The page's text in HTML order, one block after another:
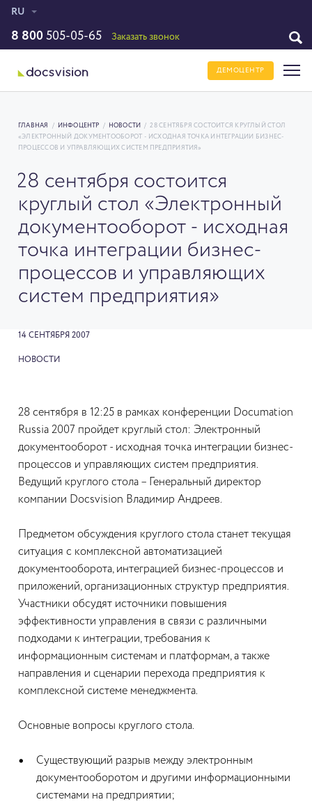
RU
8 800 505-05-65 Заказать звонок
ДЕМОЦЕНТР
ГЛАВНАЯ / ИНФОЦЕНТР / НОВОСТИ /
28 СЕНТЯБРЯ СОСТОИТСЯ КРУГЛЫЙ СТОЛ
«ЭЛЕКТРОННЫЙ ДОКУМЕНТООБОРОТ - ИСХОДНАЯ ТОЧКА ИНТЕГРАЦИИ БИЗНЕС-
ПРОЦЕССОВ И УПРАВЛЯЮЩИХ СИСТЕМ ПРЕДПРИЯТИЯ»
28 сентября состоится
круглый стол «Электронный
документооборот - исходная
точка интеграции бизнес-
процессов и управляющих
систем предприятия»
14 СЕНТЯБРЯ 2007
НОВОСТИ
28 сентября в 12:25 в рамках конференции Documation
Russia 2007 пройдет круглый стол: Электронный
документооборот - исходная точка интеграции бизнес-
процессов и управляющих систем предприятия.
Ведущий круглого стола – Генеральный директор
компании Docsvision Владимир Андреев.
Предметом обсуждения круглого стола станет текущая
ситуация с комплексной автоматизацией
документооборота, интеграцией бизнес-процессов и
приложений, организационных структур предприятия.
Участники обсудят источники повышения
эффективности управления в связи с различными
подходами к интеграции, требования к
информационным системам и платформам, а также
направления и сценарии перехода предприятия к
комплексной системе менеджмента.
Основные вопросы круглого стола.
Существующий разрыв между электронным
документооборотом и другими информационными
системами на предприятии;